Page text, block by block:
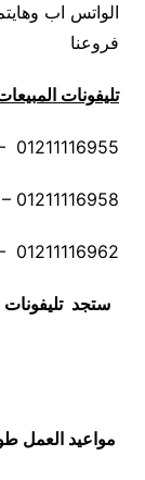
الواتس اب
فروعنا
تليفونات
01211116955
01211116958
01211116962
ستجد
مواعيد العمل